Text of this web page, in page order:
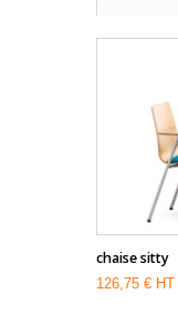
chaise sitty
126,75 € HT